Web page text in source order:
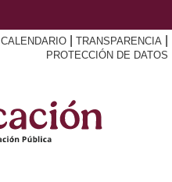
CALENDARIO TRANSPARENCIA
PROTECCIÓN DE DATOS